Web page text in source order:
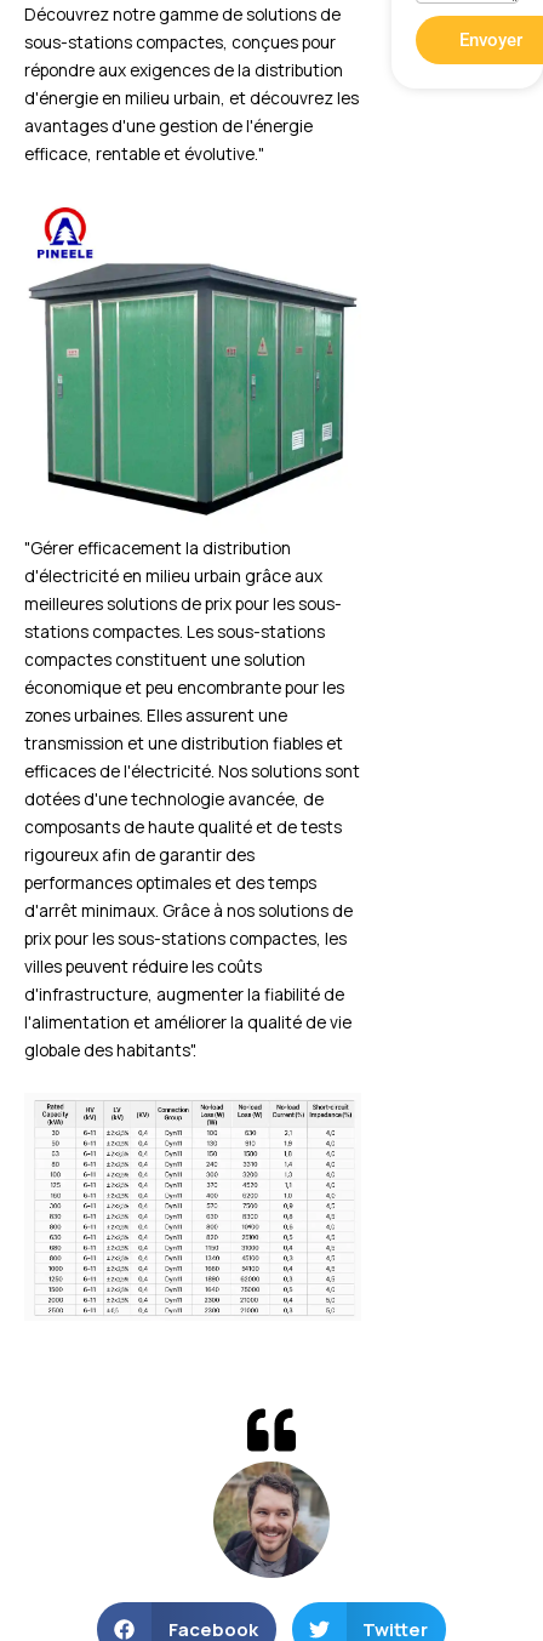
Découvrez notre gamme de solutions de
sous-stations compactes, conçues pour
répondre aux exigences de la distribution
d'énergie en milieu urbain, et découvrez les
avantages d'une gestion de l'énergie
efficace, rentable et évolutive."
"Gérer efficacement la distribution
d'électricité en milieu urbain grâce aux
meilleures solutions de prix pour les sous-
stations compactes. Les sous-stations
compactes constituent une solution
économique et peu encombrante pour les
zones urbaines. Elles assurent une
transmission et une distribution fiables et
efficaces de l'électricité. Nos solutions sont
dotées d'une technologie avancée, de
composants de haute qualité et de tests
rigoureux afin de garantir des
performances optimales et des temps
d'arrêt minimaux. Grâce à nos solutions de
prix pour les sous-stations compactes, les
villes peuvent réduire les coûts
d'infrastructure, augmenter la fiabilité de
l'alimentation et améliorer la qualité de vie
globale des habitants".
Envoyer
Facebook Twitter